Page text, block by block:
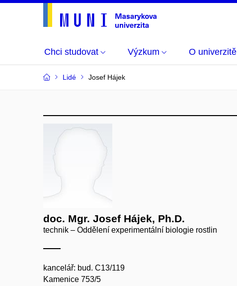
Chci studovat Výzkum O univerzitě
Lidé Josef Hájek
doc. Mgr. Josef Hájek, Ph.D.
technik – Oddělení experimentální biologie rostlin
kancelář: bud. C13/119
Kamenice 753/5